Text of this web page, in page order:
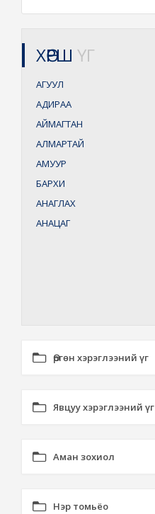
ХӨРШ ҮГ
АГУУЛ
АДИРАА
АЙМАГТАН
АЛМАРТАЙ
АМУУР
БАРХИ
АНАГЛАХ
АНАЦАГ
Өргөн хэрэглээний үг
Явцуу хэрэглээний үг
Аман зохиол
Нэр томьёо